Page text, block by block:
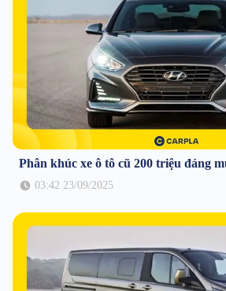
Phân khúc xe ô tô cũ 200 triệu đáng
03:42 23/09/2025